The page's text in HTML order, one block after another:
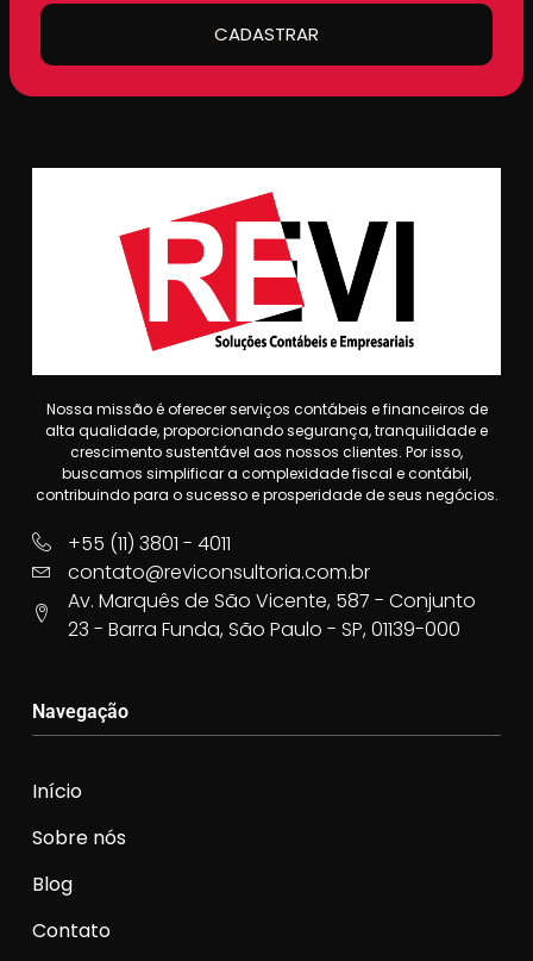
CADASTRAR
Nossa missão é oferecer serviços contábeis e financeiros de
alta qualidade, proporcionando segurança, tranquilidade e
crescimento sustentável aos nossos clientes. Por isso,
buscamos simplificar a complexidade fiscal e contábil,
contribuindo para o sucesso e prosperidade de seus negócios.
+55 (11) 3801 - 4011
contato@reviconsultoria.com.br
Av. Marquês de São Vicente, 587 - Conjunto
23 - Barra Funda, São Paulo - SP, 01139-000
Navegação
Início
Sobre nós
Blog
Contato